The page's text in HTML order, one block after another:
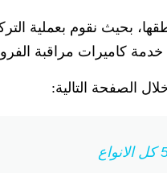
بحيث نقوم بعملية
الصفحة التالية: